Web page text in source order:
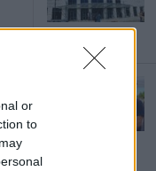
or
to
3 ώρες πριν